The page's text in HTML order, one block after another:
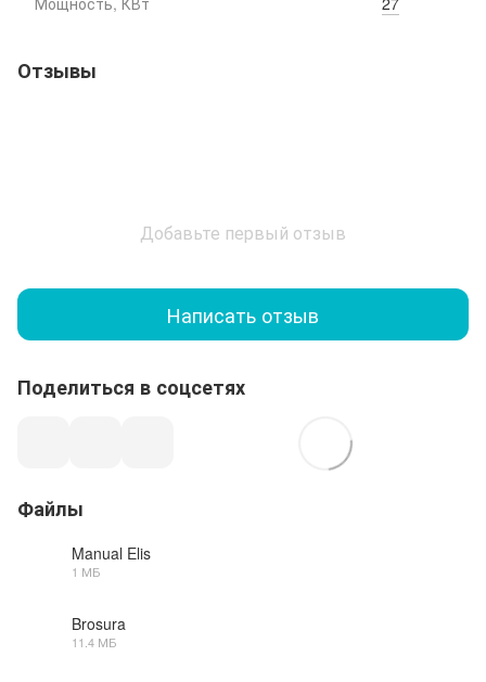
Отзывы
Добавьте первый отзыв
Написать отзыв
Поделиться в соцсетях
Файлы
Manual Elis
1 МБ
Brosura
11.4 МБ